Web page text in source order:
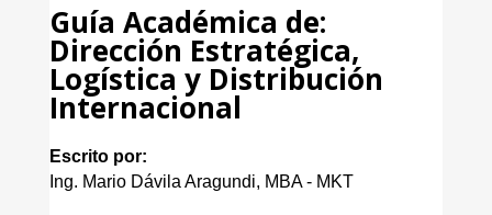
Guía Académica de:
Dirección Estratégica,
Logística y Distribución
Internacional
Escrito por:
Ing. Mario Dávila Aragundi, MBA - MKT